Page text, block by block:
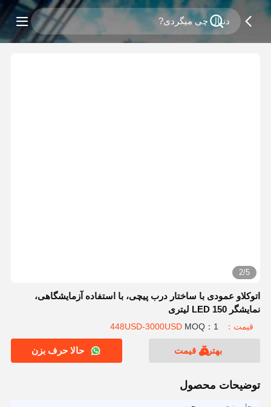
2/5
اتوکلاو عمودی با ساختار درب پیچی، با استفاده آزمایشگاهی،
نمایشگر LED 150 لیتری
قیمت：448USD-3000USD MOQ：1
بهترین قیمت حالا حرف بزن
توضیحات محصول